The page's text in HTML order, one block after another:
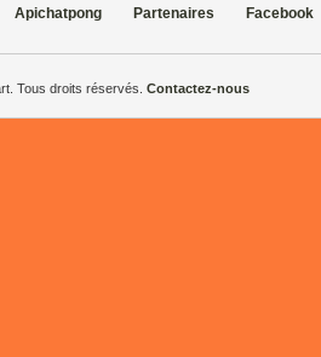
Apichatpong Partenaires Facebook
Tous droits réservés. Contactez-nous